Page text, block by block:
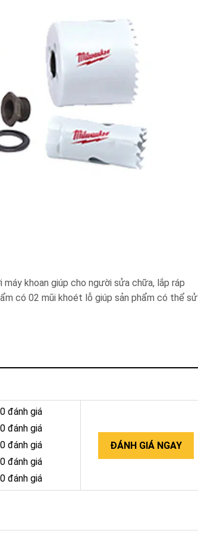
khoan giúp cho người sửa chữa, lắp ráp
có 02 mũi khoét lỗ giúp sản phẩm có thể sử
0 đánh giá
0 đánh giá
0 đánh giá
0 đánh giá
0 đánh giá
ĐÁNH GIÁ NGAY